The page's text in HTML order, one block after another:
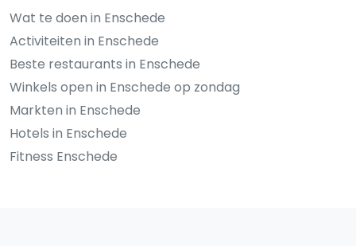
Wat te doen in Enschede
Activiteiten in Enschede
Beste restaurants in Enschede
Winkels open in Enschede op zondag
Markten in Enschede
Hotels in Enschede
Fitness Enschede